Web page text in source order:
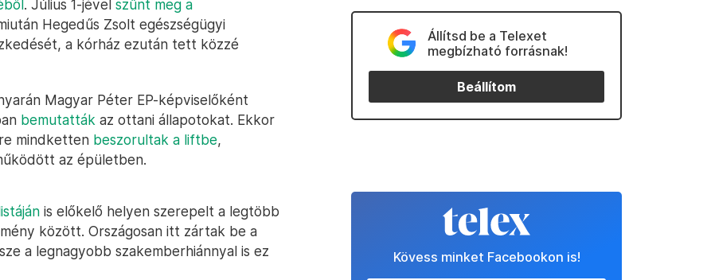
. Július 1-jével szűnt meg a
Hegedűs Zsolt egészségügyi
a kórház ezután tett közzé
Magyar Péter EP-képviselőként
bemutatták az ottani állapotokat. Ekkor
mindketten beszorultak a liftbe,
az épületben.
is előkelő helyen szerepelt a legtöbb
között. Országosan itt zártak be a
a legnagyobb szakemberhiánnyal is ez
Állítsd be a Telexet
megbízható forrásnak!
Beállítom
Kövess minket Facebookon is!